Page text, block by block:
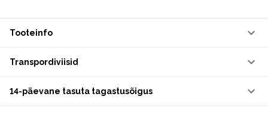
Tooteinfo
Transpordiviisid
14-päevane tasuta tagastusõigus